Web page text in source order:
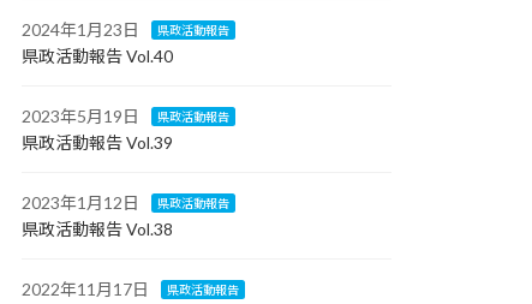
2024年1月23日 県政活動報告
県政活動報告 Vol.40
2023年5月19日 県政活動報告
県政活動報告 Vol.39
2023年1月12日 県政活動報告
県政活動報告 Vol.38
2022年11月17日 県政活動報告